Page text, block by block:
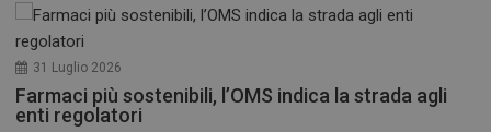
31 Luglio 2026
Farmaci più sostenibili, l’OMS indica la strada agli
enti regolatori